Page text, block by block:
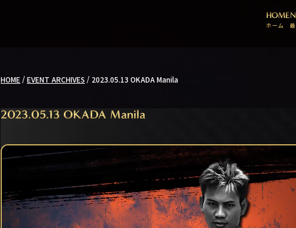
HOME
ホーム
HOME /EVENT ARCHIVES / 2023.05.13 OKADA Manila
2023.05.13 OKADA Manila